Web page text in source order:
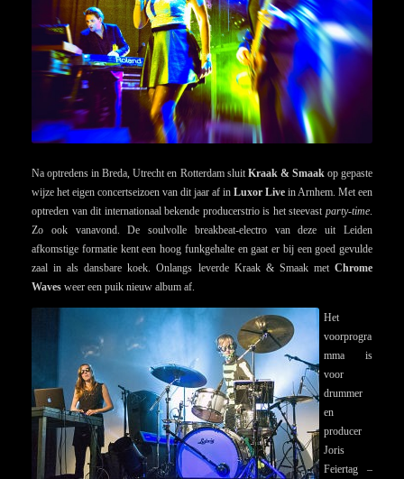
Na optredens in Breda, Utrecht en Rotterdam sluit Kraak & Smaak op gepaste
wijze het eigen concertseizoen van dit jaar af in Luxor Live in Arnhem. Met een
optreden van dit internationaal bekende producerstrio is het steevast party-time
Zo ook vanavond. De soulvolle breakbeat-electro van deze uit Leiden
afkomstige formatie kent een hoog funkgehalte en gaat er bij een goed gevulde
zaal in als dansbare koek. Onlangs leverde Kraak & Smaak met Chrome
Waves weer een puik nieuw album af.
Het
voorprogra
mma is
voor
drummer
en
producer
Joris
Feiertag –